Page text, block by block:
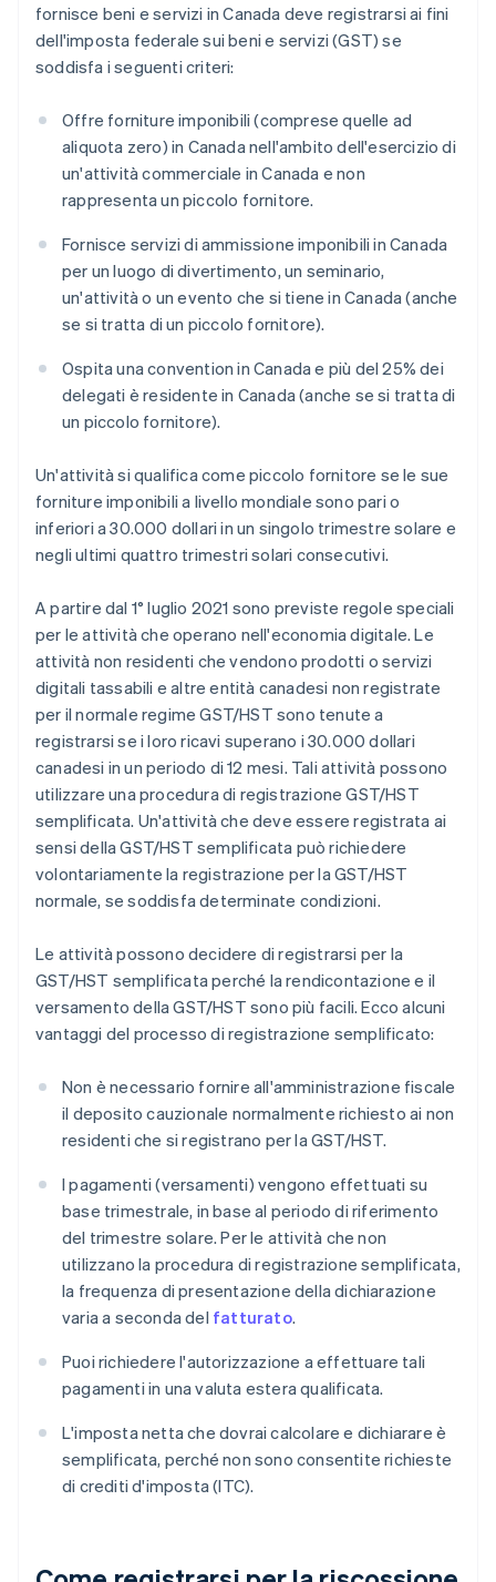
fornisce beni e servizi in Canada deve registrarsi ai fini
dell'imposta federale sui beni e servizi (GST) se
soddisfa i seguenti criteri:
Offre forniture imponibili (comprese quelle ad
aliquota zero) in Canada nell'ambito dell'esercizio di
un'attività commerciale in Canada e non
rappresenta un piccolo fornitore.
Fornisce servizi di ammissione imponibili in Canada
per un luogo di divertimento, un seminario,
un'attività o un evento che si tiene in Canada (anche
se si tratta di un piccolo fornitore).
Ospita una convention in Canada e più del 25% dei
delegati è residente in Canada (anche se si tratta di
un piccolo fornitore).
Un'attività si qualifica come piccolo fornitore se le sue
forniture imponibili a livello mondiale sono pari o
inferiori a 30.000 dollari in un singolo trimestre solare e
negli ultimi quattro trimestri solari consecutivi.
A partire dal 1° luglio 2021 sono previste regole speciali
per le attività che operano nell'economia digitale. Le
attività non residenti che vendono prodotti o servizi
digitali tassabili e altre entità canadesi non registrate
per il normale regime GST/HST sono tenute a
registrarsi se i loro ricavi superano i 30.000 dollari
canadesi in un periodo di 12 mesi. Tali attività possono
utilizzare una procedura di registrazione GST/HST
semplificata. Un'attività che deve essere registrata ai
sensi della GST/HST semplificata può richiedere
volontariamente la registrazione per la GST/HST
normale, se soddisfa determinate condizioni.
Le attività possono decidere di registrarsi per la
GST/HST semplificata perché la rendicontazione e il
versamento della GST/HST sono più facili. Ecco alcuni
vantaggi del processo di registrazione semplificato:
Non è necessario fornire all'amministrazione fiscale
il deposito cauzionale normalmente richiesto ai non
residenti che si registrano per la GST/HST.
I pagamenti (versamenti) vengono effettuati su
base trimestrale, in base al periodo di riferimento
del trimestre solare. Per le attività che non
utilizzano la procedura di registrazione semplificata,
la frequenza di presentazione della dichiarazione
varia a seconda del fatturato.
Puoi richiedere l'autorizzazione a effettuare tali
pagamenti in una valuta estera qualificata.
L'imposta netta che dovrai calcolare e dichiarare è
semplificata, perché non sono consentite richieste
di crediti d'imposta (ITC).